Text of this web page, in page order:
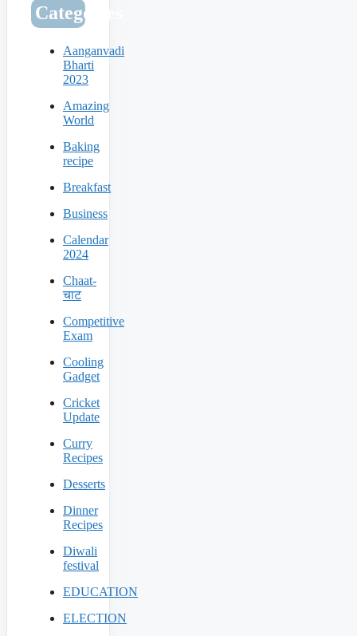
Categories
Aanganvadi
Bharti
2023
Amazing
World
Baking
recipe
Breakfast
Business
Calendar
2024
Chaat-
चाट
Competitive
Exam
Cooling
Gadget
Cricket
Update
Curry
Recipes
Desserts
Dinner
Recipes
Diwali
festival
EDUCATION
ELECTION